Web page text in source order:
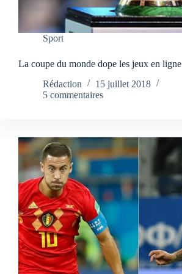
Sport
La coupe du monde dope les jeux en ligne
Rédaction
15 juillet 2018
5 commentaires